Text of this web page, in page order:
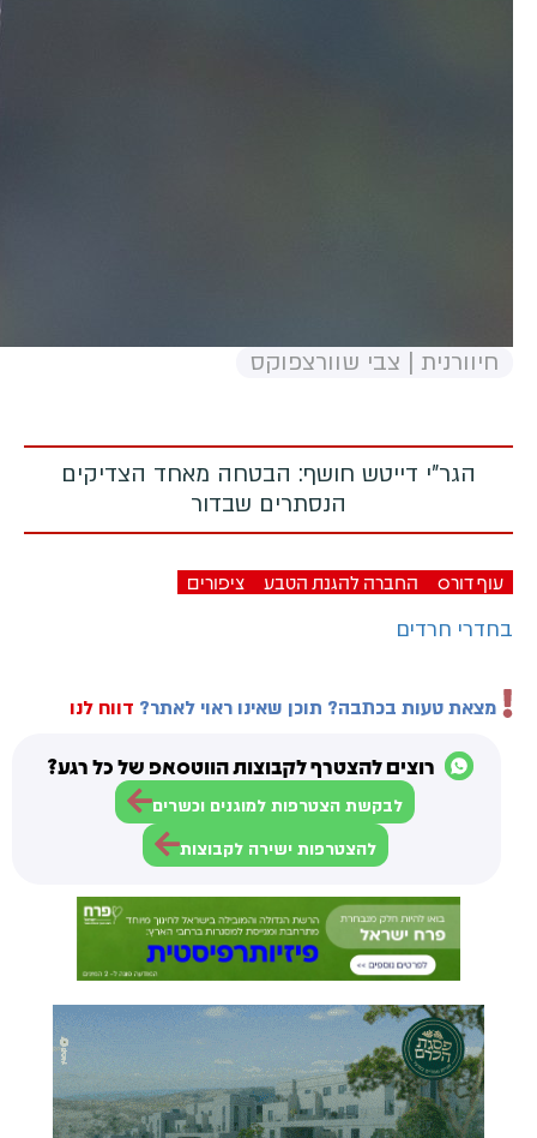
חיוורנית | צבי שוורצפוקס
הגר"י דייטש חושף: הבטחה מאחד הצדיקים
הנסתרים שבדור
עוף דורס החברה להגנת הטבע ציפורים
בחדרי חרדים
מצאת טעות בכתבה? תוכן שאינו ראוי לאתר? דווח לנו
רוצים להצטרף לקבוצות הווטסאפ של כל רגע?
לבקשת הצטרפות למוגנים וכשרים
להצטרפות ישירה לקבוצות